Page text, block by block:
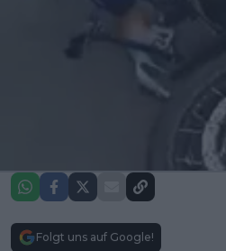
Folgt uns auf Google!